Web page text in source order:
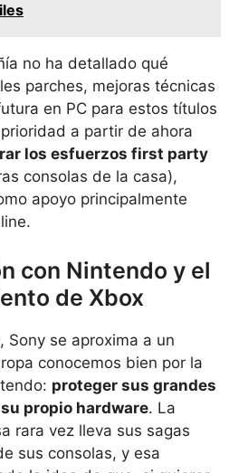
no ha detallado qué
parches, mejoras técnicas
en PC para estos títulos
a partir de ahora
los esfuerzos first party
consolas de la casa),
apoyo principalmente
con Nintendo y el
de Xbox
Sony se aproxima a un
conocemos bien por la
proteger sus grandes
propio hardware. La
rara vez lleva sus sagas
sus consolas, y esa